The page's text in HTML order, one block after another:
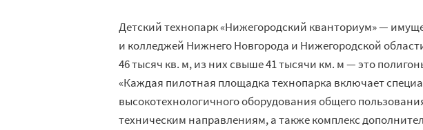
Детский технопарк «Нижегородский кванториум» —
и колледжей Нижнего Новгорода и Нижегородской
46 тысяч кв. м, из них свыше 41 тысячи км. м — это
«Каждая пилотная площадка технопарка включает
высокотехнологичного оборудования общего
техническим направлениям, а также комплекс